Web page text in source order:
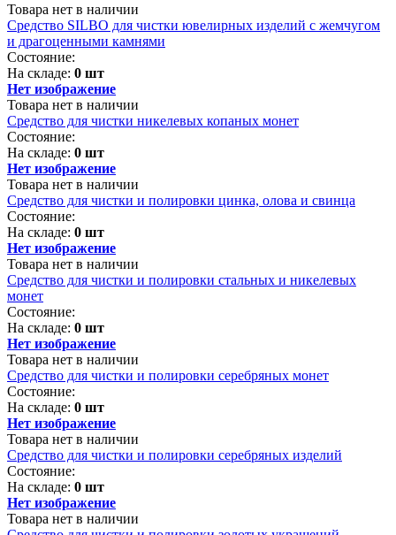
Товара нет в наличии
Средство SILBO для чистки ювелирных изделий с жемчугом
и драгоценными камнями
Состояние:
На складе: 0 шт
Нет изображение
Товара нет в наличии
Средство для чистки никелевых копаных монет
Состояние:
На складе: 0 шт
Нет изображение
Товара нет в наличии
Cредство для чистки и полировки цинка, олова и свинца
Состояние:
На складе: 0 шт
Нет изображение
Товара нет в наличии
Средство для чистки и полировки стальных и никелевых
монет
Состояние:
На складе: 0 шт
Нет изображение
Товара нет в наличии
Средство для чистки и полировки серебряных монет
Состояние:
На складе: 0 шт
Нет изображение
Товара нет в наличии
Средство для чистки и полировки серебряных изделий
Состояние:
На складе: 0 шт
Нет изображение
Товара нет в наличии